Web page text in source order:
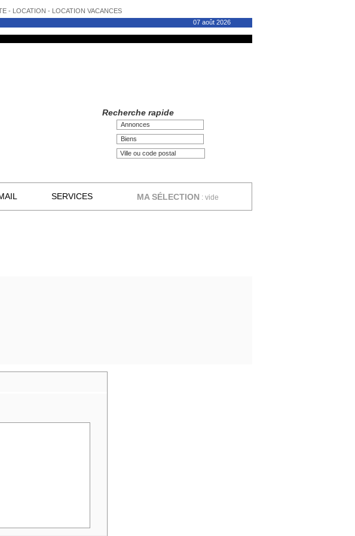
- LOCATION - LOCATION VACANCES
07 août 2026
Recherche rapide
Annonces
Biens
SERVICES MA SÉLECTION : vide